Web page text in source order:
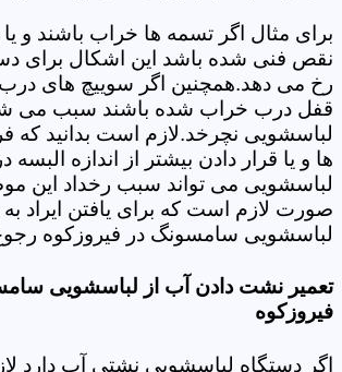
برای مثال اگر تسمه ها خراب باشند و یا
نقص فنی شده باشد این اشکال برای
رخ می دهد.همچنین اگر سوییچ های درب
قفل درب خراب شده باشند سبب می
لباسشویی نچرخد.لازم است بدانید
ها و یا قرار دادن بیشتر از اندازه البسه
لباسشویی می تواند سبب رخداد این
صورت لازم است که برای یافتن ایراد به
لباسشویی سامسونگ در فیروزکوه رجوع
تعمیر نشت دادن آب از لباسشویی
فیروزکوه
اگر دستگاه لباسشویی نشتی آب دارد